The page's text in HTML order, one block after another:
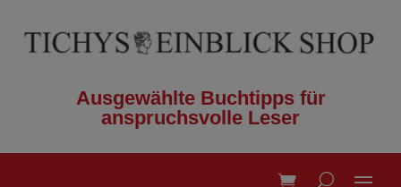
Ausgewählte Buchtipps für
anspruchsvolle Leser